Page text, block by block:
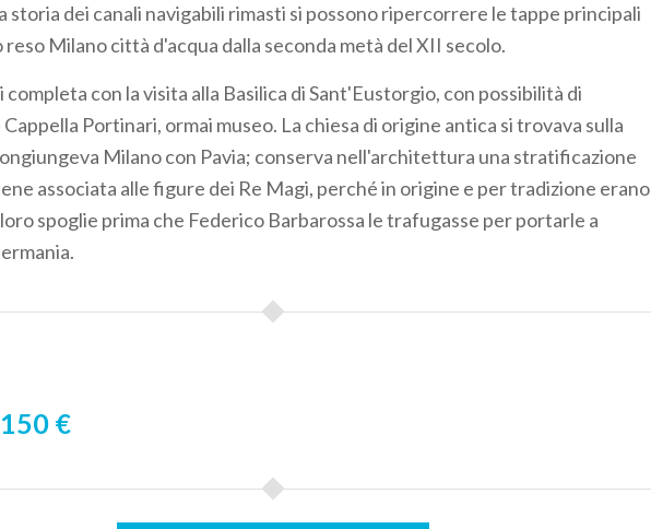
storia dei canali navigabili rimasti si possono ripercorrere le tappe principali
reso Milano città d'acqua dalla seconda metà del XII secolo.
completa con la visita alla Basilica di Sant'Eustorgio, con possibilità di
Portinari, ormai museo. La chiesa di origine antica si trovava sulla
Milano con Pavia; conserva nell'architettura una stratificazione
associata alle figure dei Re Magi, perché in origine e per tradizione erano
spoglie prima che Federico Barbarossa le trafugasse per portarle a
150 €